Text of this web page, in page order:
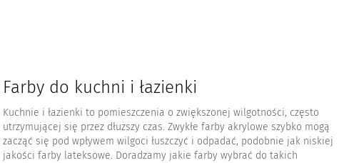
Farby do kuchni i łazienki
Kuchnie i łazienki to pomieszczenia o zwiększonej wilgotności, często
utrzymującej się przez dłuższy czas. Zwykłe farby akrylowe szybko mogą
zacząć się pod wpływem wilgoci łuszczyć i odpadać, podobnie jak niskiej
jakości farby lateksowe. Doradzamy jakie farby wybrać do takich